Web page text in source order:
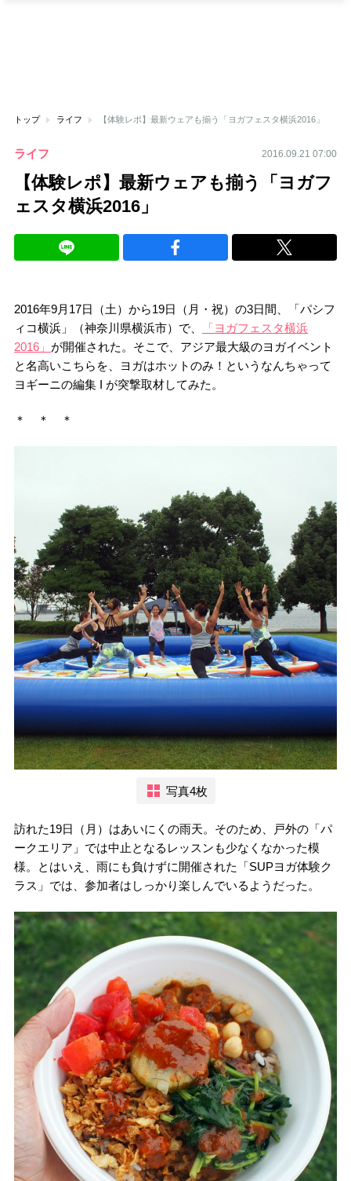
トップ ライフ 【体験レポ】最新ウェアも揃う「ヨガフェスタ横浜2016」
ライフ 2016.09.21 07:00
【体験レポ】最新ウェアも揃う「ヨガフ
ェスタ横浜2016」
2016年9月17日（土）から19日（月・祝）の3日間、「パシフ
ィコ横浜」（神奈川県横浜市）で、
「ヨガフェスタ横浜
2016」 が開催された。そこで、アジア最大級のヨガイベント
と名高いこちらを、ヨガはホットのみ！というなんちゃって
ヨギーニの編集 I が突撃取材してみた。
＊ ＊ ＊
写真4枚
訪れた19日（月）はあいにくの雨天。そのため、戸外の「パ
ークエリア」では中止となるレッスンも少なくなかった模
様。とはいえ、雨にも負けずに開催された「SUPヨガ体験ク
ラス」では、参加者はしっかり楽しんでいるようだった。